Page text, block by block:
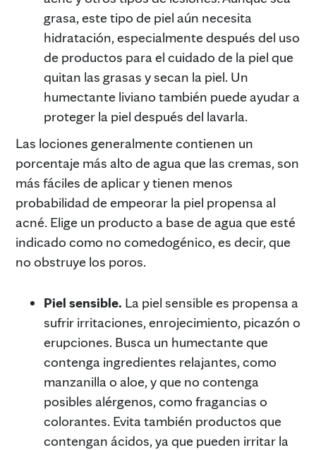
grasa, este tipo de piel aún necesita
hidratación, especialmente después del uso
de productos para el cuidado de la piel que
quitan las grasas y secan la piel. Un
humectante liviano también puede ayudar a
proteger la piel después del lavarla.
Las lociones generalmente contienen un
porcentaje más alto de agua que las cremas, son
más fáciles de aplicar y tienen menos
probabilidad de empeorar la piel propensa al
acné. Elige un producto a base de agua que esté
indicado como no comedogénico, es decir, que
no obstruye los poros.
Piel sensible. La piel sensible es propensa a
sufrir irritaciones, enrojecimiento, picazón o
erupciones. Busca un humectante que
contenga ingredientes relajantes, como
manzanilla o aloe, y que no contenga
posibles alérgenos, como fragancias o
colorantes. Evita también productos que
contengan ácidos, ya que pueden irritar la